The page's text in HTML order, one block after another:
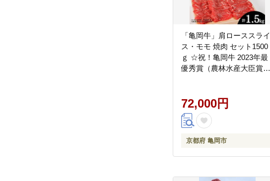
「亀岡牛」肩ローススライ
ス・モモ 焼肉 セット1500
ｇ ☆祝！亀岡牛 2023年最
優秀賞（農林水産大臣賞）
72,000円
京都府 亀岡市